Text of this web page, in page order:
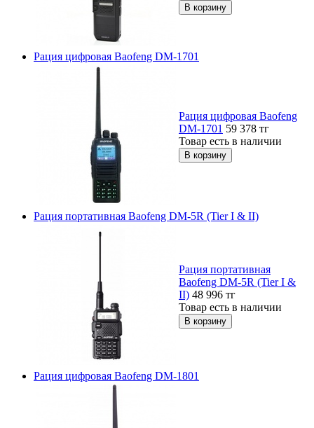
Рация цифровая Baofeng DM-1701
Рация цифровая Baofeng
DM-1701 59 378 тг
Товар есть в наличии
Рация портативная Baofeng DM-5R (Tier I & II)
Рация портативная
Baofeng DM-5R (Tier I &
II) 48 996 тг
Товар есть в наличии
Рация цифровая Baofeng DM-1801